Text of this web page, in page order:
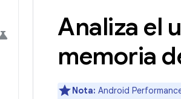
Analiza el
memoria
Nota: Android